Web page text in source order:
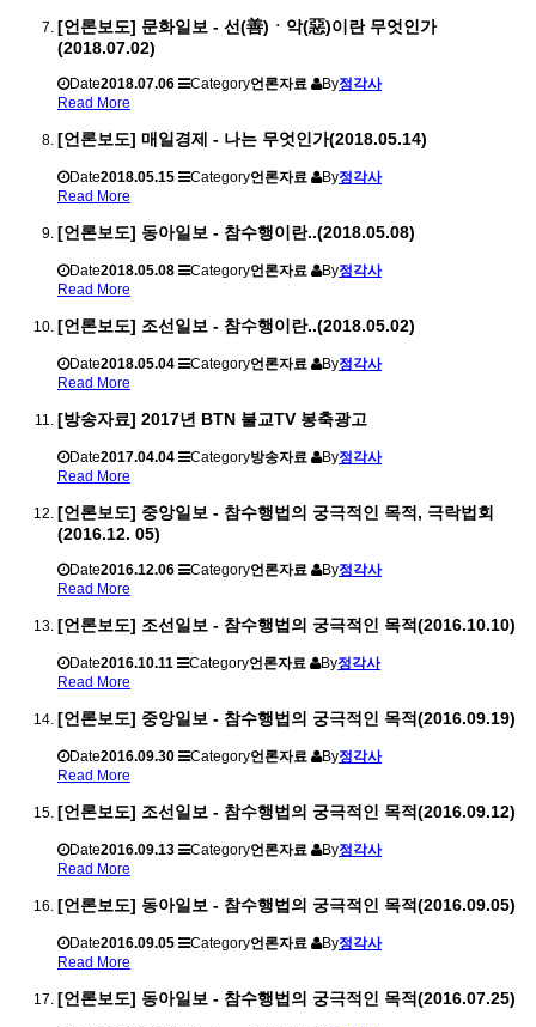
[언론보도] 문화일보 - 선(善)ㆍ악(惡)이란 무엇인가
(2018.07.02)
Date2018.07.06 Category언론자료 By정각사
Read More
[언론보도] 매일경제 - 나는 무엇인가(2018.05.14)
Date2018.05.15 Category언론자료 By정각사
Read More
[언론보도] 동아일보 - 참수행이란..(2018.05.08)
Date2018.05.08 Category언론자료 By정각사
Read More
[언론보도] 조선일보 - 참수행이란..(2018.05.02)
Date2018.05.04 Category언론자료 By정각사
Read More
[방송자료] 2017년 BTN 불교TV 봉축광고
Date2017.04.04 Category방송자료 By정각사
Read More
[언론보도] 중앙일보 - 참수행법의 궁극적인 목적, 극락법회
(2016.12. 05)
Date2016.12.06 Category언론자료 By정각사
Read More
[언론보도] 조선일보 - 참수행법의 궁극적인 목적(2016.10.10)
Date2016.10.11 Category언론자료 By정각사
Read More
[언론보도] 중앙일보 - 참수행법의 궁극적인 목적(2016.09.19)
Date2016.09.30 Category언론자료 By정각사
Read More
[언론보도] 조선일보 - 참수행법의 궁극적인 목적(2016.09.12)
Date2016.09.13 Category언론자료 By정각사
Read More
[언론보도] 동아일보 - 참수행법의 궁극적인 목적(2016.09.05)
Date2016.09.05 Category언론자료 By정각사
Read More
[언론보도] 동아일보 - 참수행법의 궁극적인 목적(2016.07.25)